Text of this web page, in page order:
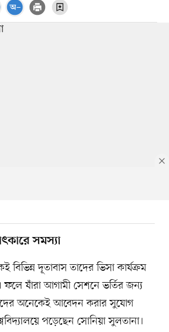
সমস্যা
দূতাবাস তাদের ভিসা কার্যক্রম
যাঁরা আগামী সেশনে ভর্তির জন্য
অনেকেই আবেদন করার সুযোগ
পড়েছেন সোনিয়া সুলতানা।